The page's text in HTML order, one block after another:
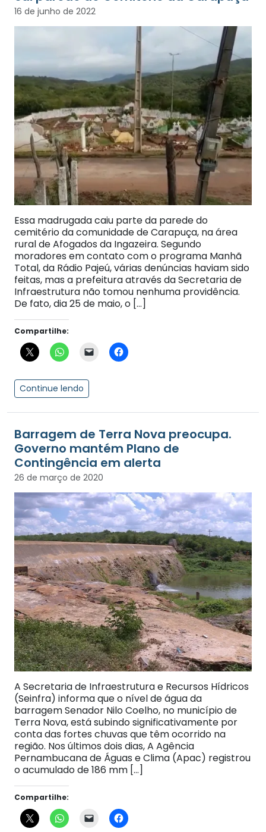
16 de junho de 2022
Essa madrugada caiu parte da parede do
cemitério da comunidade de Carapuça, na área
rural de Afogados da Ingazeira. Segundo
moradores em contato com o programa Manhã
Total, da Rádio Pajeú, várias denúncias haviam sido
feitas, mas a prefeitura através da Secretaria de
Infraestrutura não tomou nenhuma providência.
De fato, dia 25 de maio, o […]
Compartilhe:
Continue lendo
Barragem de Terra Nova preocupa.
Governo mantém Plano de
Contingência em alerta
26 de março de 2020
A Secretaria de Infraestrutura e Recursos Hídricos
(Seinfra) informa que o nível de água da
barragem Senador Nilo Coelho, no município de
Terra Nova, está subindo significativamente por
conta das fortes chuvas que têm ocorrido na
região. Nos últimos dois dias, A Agência
Pernambucana de Águas e Clima (Apac) registrou
o acumulado de 186 mm […]
Compartilhe: